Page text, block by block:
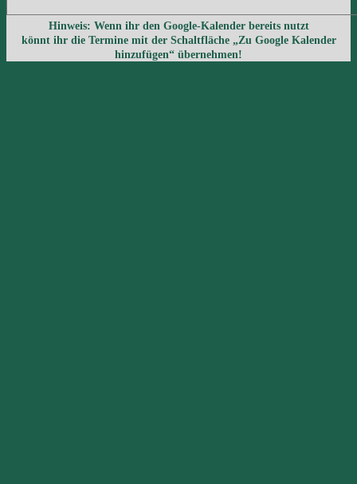
Hinweis: Wenn ihr den Google-Kalender bereits nutzt
könnt ihr die Termine mit der Schaltfläche „Zu Google Kalender
hinzufügen“ übernehmen!